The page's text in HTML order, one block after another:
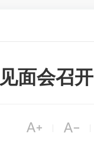
面会召开
 